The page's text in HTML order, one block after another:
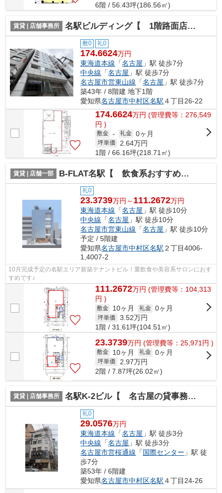
6階 / 56.43坪(186.56㎡)
賃貸 | 店舗事務所 名駅ビルディング【 1階路面店 】
敷0 礼0
174.6624万円
東海道本線 「名古屋 」駅 徒歩7分
中央線 「名古屋 」駅 徒歩7分
名古屋市営東山線 「名古屋 」駅 徒歩7分
築43年 / 8階建 地下1階
愛知県名古屋市中村区名駅 ４丁目26-22
174.6624万円 (管理費等：276,549
円 )
敷金 - 礼金 0ヶ月
坪単価 2.64万円
1階 / 66.16坪(218.71㎡)
賃貸 | 店舗一部 B-FLAT名駅【 飲食系おすすめ 】
礼0
23.3739万円～ 111.2672万円
東海道本線 「名古屋 」駅 徒歩10分
中央線 「名古屋 」駅 徒歩10分
名古屋市営東山線 「名古屋 」駅 徒歩10分
予定 / 5階建
愛知県名古屋市中村区名駅 ２丁目4006-
1,4007-2
10月完成予定の名駅エリア新築テナントビル！重飲食や美容系サロンにおす
すめです♪
111.2672万円 (管理費等：104,313
円 )
敷金 10ヶ月 礼金 0ヶ月
坪単価 3.52万円
1階 / 31.61坪(104.51㎡)
23.3739万円 (管理費等：25,971円 )
敷金 10ヶ月 礼金 0ヶ月
坪単価 2.97万円
2階 / 7.87坪(26.02㎡)
賃貸 | 店舗事務所 名駅K-2ビル【 名古屋の貸事務所・貸オフィス 】
礼0
29.0576万円
東海道本線 「名古屋 」駅 徒歩3分
中央線 「名古屋 」駅 徒歩3分
名古屋市営桜通線 「国際センター 」駅 徒
歩7分
築53年 / 6階建
愛知県名古屋市中村区名駅 ４丁目24-26